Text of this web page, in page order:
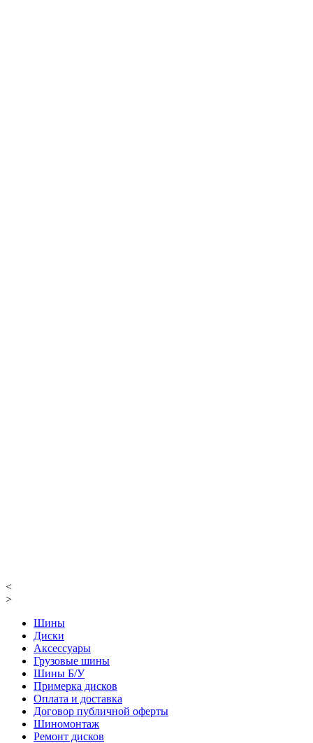
<
>
Шины
Диски
Аксессуары
Грузовые шины
Шины Б/У
Примерка дисков
Оплата и доставка
Договор публичной оферты
Шиномонтаж
Ремонт дисков